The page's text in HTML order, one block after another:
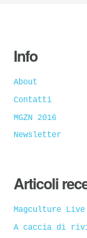
Info
About
Contatti
MGZN 2016
Newsletter
Articoli
Magculture Live
A caccia di